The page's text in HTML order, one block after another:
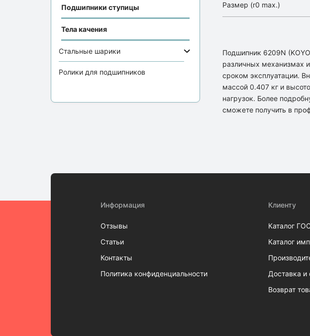
Подшипники ступицы
Тела качения
Стальные шарики
Ролики для подшипников
Размер (r0 max.)
Подшипник 6209N
различных механизмах
сроком эксплуатации.
массой 0.407 кг и
нагрузок. Более
сможете получить в
Информация
Отзывы
Статьи
Контакты
Политика конфиденциальности
Клиенту
Каталог
Каталог
Доставка и
Возврат